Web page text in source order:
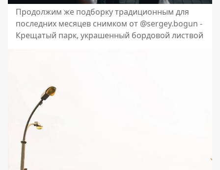
Продолжим же подборку традиционным для
последних месяцев снимком от @sergey.bogun -
Крещатый парк, украшенный бордовой листвой